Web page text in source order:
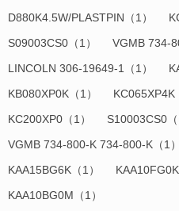
D880K4.5W/PLASTPIN（1）
S09003CS0（1）
VGMB 734-
LINCOLN 306-19649-1（1）
KB080XP0K（1）
KC065XP4K
KC200XP0（1）
S10003CS0（
VGMB 734-800-K 734-800-K（1）
KAA15BG6K（1）
KAA10FG0K
KAA10BG0M（1）